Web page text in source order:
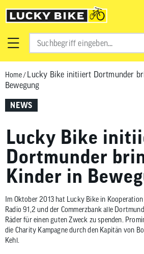
Home/Lucky Bike initiiert Dortmunder
Bewegung
NEWS
Lucky Bike
Dortmunder
Kinder in
Im Oktober 2013 hat Lucky Bike in
Radio 91,2 und der Commerzbank alle
Räder für einen guten Zweck zu spenden.
die Charity Kampagne durch den Kapitän von
Kehl.